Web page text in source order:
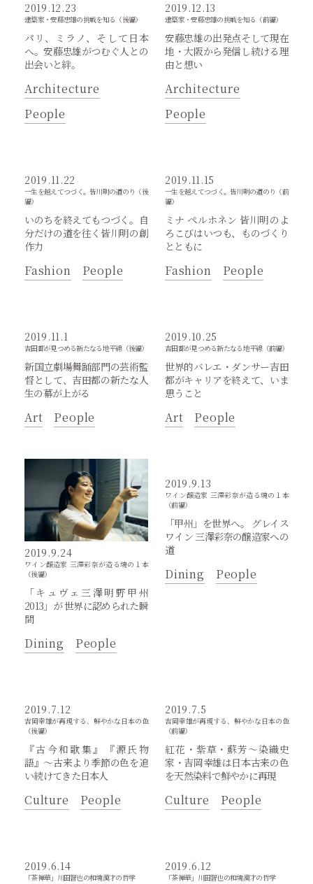
2019.12.23
建築家・安藤忠雄の挑戦を知る（後編）
パリ、ミラノ、そして日本
へ。安藤忠雄がつむぐ人との
出会いと絆。
Architecture
People
2019.12.13
建築家・安藤忠雄の挑戦を知る（前編）
安藤忠雄の出発点そして現在
地・大阪から発信し続ける理
由と想い
Architecture
People
2019.11.22
一生を越えてつづく。皆川明の道のり（後
編）
いのちを終えてもつづく。自
分だけの道を往く皆川明の創
作力
Fashion People
2019.11.15
一生を越えてつづく。皆川明の道のり（前
編）
ミナ ペルホネン 皆川明のよ
ろこびはいつも、ものづくり
とともに
Fashion People
2019.11.1
吉田都が見つめる新たなる地平線（後編）
新国立劇場舞踊部門の芸術監
督として、吉田都の新たな人
生の幕が上がる
Art People
2019.10.25
吉田都が見つめる新たなる地平線（前編）
世界的バレエ・ダンサー吉田
都がキャリアを終えて、いま
思うこと
Art People
2019.9.24
ワイン醸造家 三澤彩奈が造る魂の１本
（後編）
「キュヴェ三澤明野甲州
2013」が 世界に認められた瞬
間
Dining People
2019.9.13
ワイン醸造家 三澤彩奈が造る魂の１本
（前編）
「甲州」を世界へ。 グレイス
ワイン 三澤彩奈の醸造家への
道
Dining People
2019.7.12
吉岡幸雄が再現する、鮮やかな日本の色
（後編）
『古今和歌集』『源氏物
語』〜古来より季節の色を追
い続けてきた日本人
Culture People
2019.7.5
吉岡幸雄が再現する、鮮やかな日本の色
（前編）
紅花・紫草・蘇芳〜染織史
家・吉岡幸雄は日本古来の色
を天然染料で鮮やかに再現
Culture People
2019.6.14
「茶禅華」川田智也の和魂漢才の哲学
2019.6.12
「茶禅華」川田智也の和魂漢才の哲学